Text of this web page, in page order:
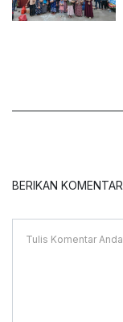
BERIKAN KOMENTAR